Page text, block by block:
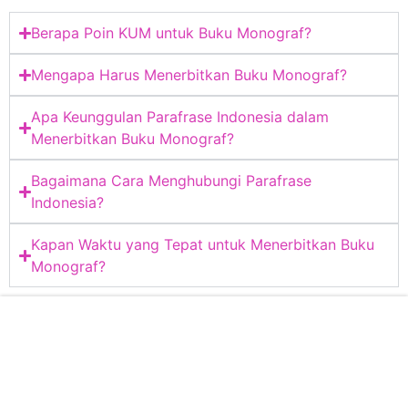
Berapa Poin KUM untuk Buku Monograf?
Mengapa Harus Menerbitkan Buku Monograf?
Apa Keunggulan Parafrase Indonesia dalam
Menerbitkan Buku Monograf?
Bagaimana Cara Menghubungi Parafrase
Indonesia?
Kapan Waktu yang Tepat untuk Menerbitkan Buku
Monograf?